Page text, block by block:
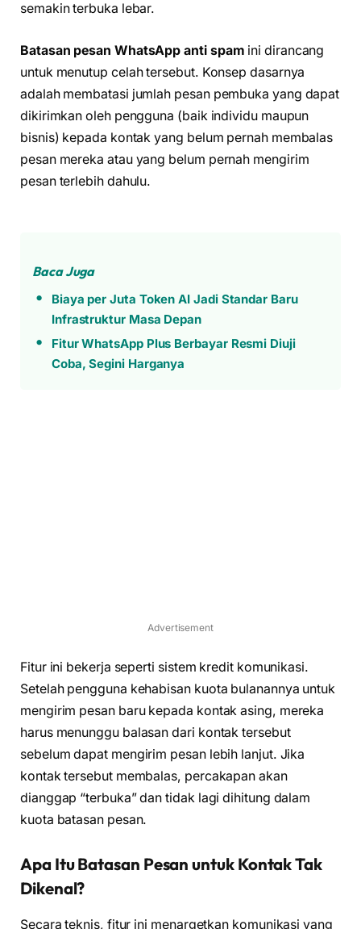
semakin terbuka lebar.
Batasan pesan WhatsApp anti spam ini dirancang
untuk menutup celah tersebut. Konsep dasarnya
adalah membatasi jumlah pesan pembuka yang dapat
dikirimkan oleh pengguna (baik individu maupun
bisnis) kepada kontak yang belum pernah membalas
pesan mereka atau yang belum pernah mengirim
pesan terlebih dahulu.
Baca Juga
Biaya per Juta Token AI Jadi Standar Baru
Infrastruktur Masa Depan
Fitur WhatsApp Plus Berbayar Resmi Diuji
Coba, Segini Harganya
Advertisement
Fitur ini bekerja seperti sistem kredit komunikasi.
Setelah pengguna kehabisan kuota bulanannya untuk
mengirim pesan baru kepada kontak asing, mereka
harus menunggu balasan dari kontak tersebut
sebelum dapat mengirim pesan lebih lanjut. Jika
kontak tersebut membalas, percakapan akan
dianggap “terbuka” dan tidak lagi dihitung dalam
kuota batasan pesan.
Apa Itu Batasan Pesan untuk Kontak Tak
Dikenal?
Secara teknis, fitur ini menargetkan komunikasi yang